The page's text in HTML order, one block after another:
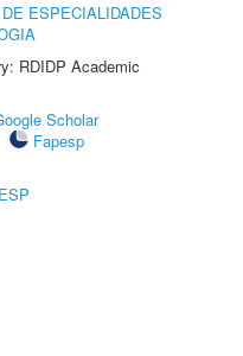
ESPECIALIDADES
RDIDP Academic
Scholar
Fapesp